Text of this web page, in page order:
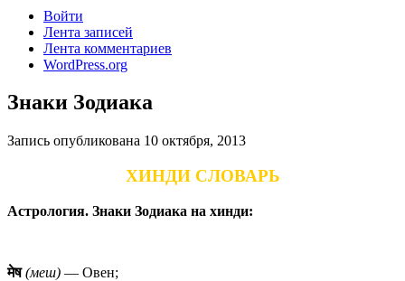
Войти
Лента записей
Лента комментариев
WordPress.org
Знаки Зодиака
Запись опубликована 10 октября, 2013
ХИНДИ СЛОВАРЬ
Астрология. Знаки Зодиака на хинди:
मेष (меш) — Овен;